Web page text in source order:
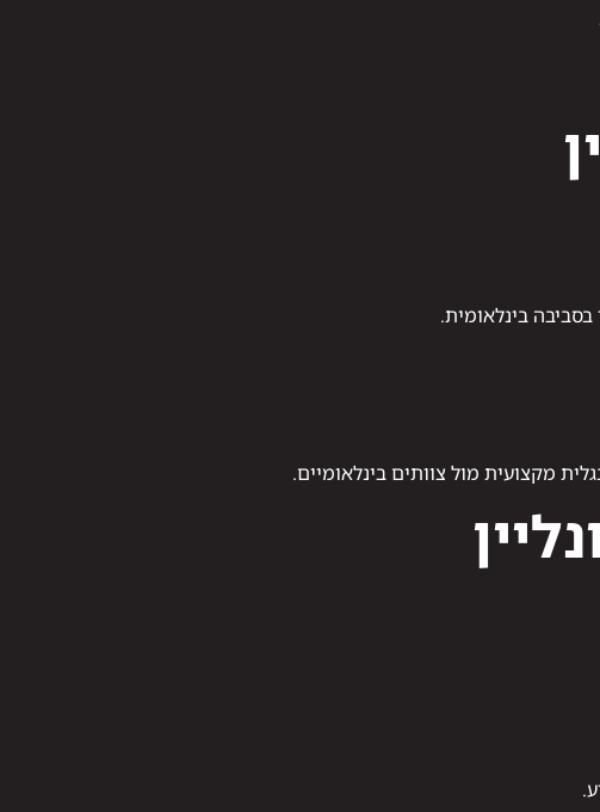
בינלאומית.
מקצועית מול צוותים בינלאומיים.